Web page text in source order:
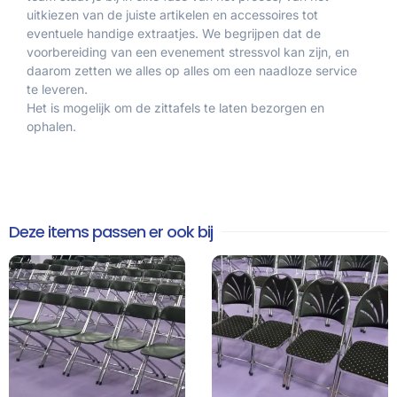
uitkiezen van de juiste artikelen en accessoires tot
eventuele handige extraatjes. We begrijpen dat de
voorbereiding van een evenement stressvol kan zijn, en
daarom zetten we alles op alles om een naadloze service
te leveren.
Het is mogelijk om de zittafels te laten bezorgen en
ophalen.
Deze items passen er ook bij